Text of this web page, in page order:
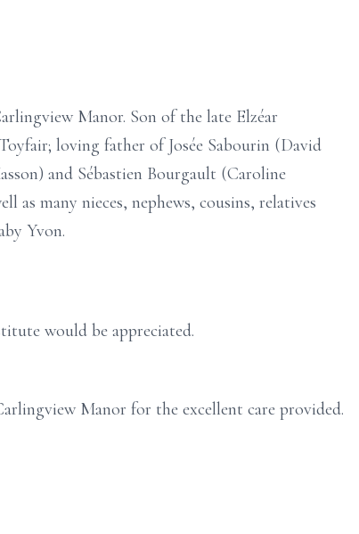
Manor. Son of the late Elzéar
loving father of Josée Sabourin (David
and Sébastien Bourgault (Caroline
as many nieces, nephews, cousins, relatives
Yvon.
would be appreciated.
Manor for the excellent care provided.